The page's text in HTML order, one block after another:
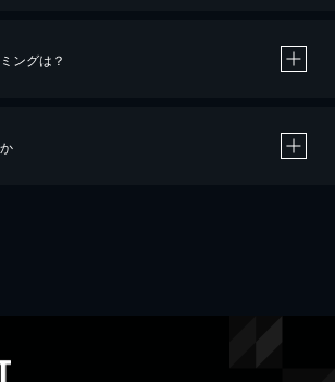
、クレジットカード決済による作品の購入 / レンタルです。
ングは？